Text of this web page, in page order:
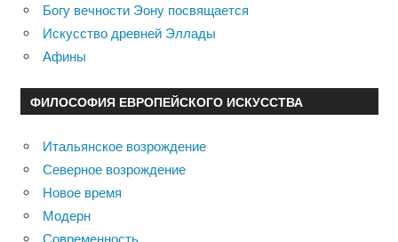
Богу вечности Эону посвящается
Искусство древней Эллады
Афины
ФИЛОСОФИЯ ЕВРОПЕЙСКОГО ИСКУССТВА
Итальянское возрождение
Северное возрождение
Новое время
Модерн